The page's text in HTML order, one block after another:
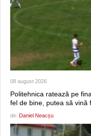
08 august 2026
Politehnica ratează pe
fel de bine, putea să vină
de: Daniel Neacșu